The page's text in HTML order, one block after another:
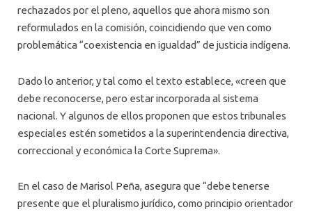
rechazados por el pleno, aquellos que ahora mismo son
reformulados en la comisión, coincidiendo que ven como
problemática “coexistencia en igualdad” de justicia indígena.
Dado lo anterior, y tal como el texto establece, «creen que
debe reconocerse, pero estar incorporada al sistema
nacional. Y algunos de ellos proponen que estos tribunales
especiales estén sometidos a la superintendencia directiva,
correccional y económica la Corte Suprema».
En el caso de Marisol Peña, asegura que “debe tenerse
presente que el pluralismo jurídico, como principio orientador